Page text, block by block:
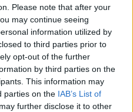
Please note that after your
may continue seeing
information utilized by
to third parties prior to
opt-out of the further
by third parties on the
This information may
parties on the IAB’s List of
further disclose it to other
a due cifre per greggio